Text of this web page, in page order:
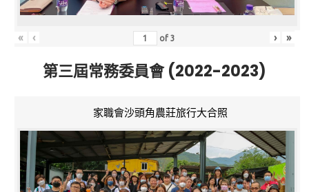
« ‹ of3 › »
第三屆常務委員會 (2022-2023)
家職會沙頭角農莊旅行大合照